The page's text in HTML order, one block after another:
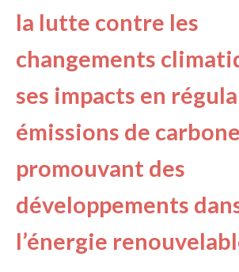
la lutte contre les
changements
ses impacts en
émissions de
promouvant des
développements
l’énergie